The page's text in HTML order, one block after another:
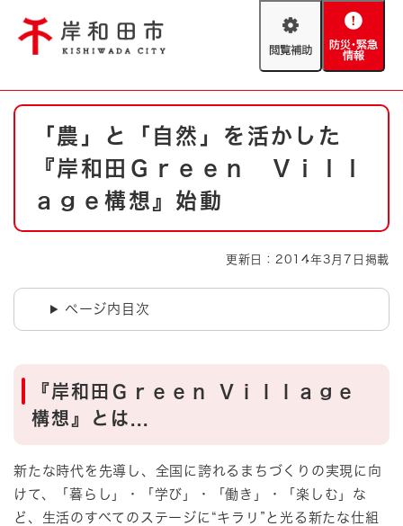
閲
助
防
緊
情
報
やさしい日本語
文字サイズ 標準 拡大
防災・緊急情報 救急・消防
ハザードマップ AED設置箇所
本
「農」と「自然」を活かした
『岸和田Ｇｒｅｅｎ Ｖｉｌｌ
ａｇｅ構想』始動
更新日：2014年3月7日掲載
ページ内目次
『岸和田Ｇｒｅｅｎ Ｖｉｌｌａｇｅ
構想』とは...
新たな時代を先導し、全国に誇れるまちづくりの実現に向
けて、「暮らし」・「学び」・「働き」・「楽しむ」な
ど、生活のすべてのステージに“キラリ”と光る新たな仕組